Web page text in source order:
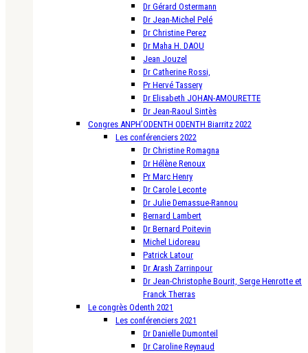
Dr Gérard Ostermann
Dr Jean-Michel Pelé
Dr Christine Perez
Dr Maha H. DAOU
Jean Jouzel
Dr Catherine Rossi,
Pr Hervé Tassery
Dr Elisabeth JOHAN-AMOURETTE
Dr Jean-Raoul Sintès
Congres ANPH’ODENTH ODENTH Biarritz 2022
Les conférenciers 2022
Dr Christine Romagna
Dr Hélène Renoux
Pr Marc Henry
Dr Carole Leconte
Dr Julie Demassue-Rannou
Bernard Lambert
Dr Bernard Poitevin
Michel Lidoreau
Patrick Latour
Dr Arash Zarrinpour
Dr Jean-Christophe Bourit, Serge Henrotte et
Franck Therras
Le congrès Odenth 2021
Les conférenciers 2021
Dr Danielle Dumonteil
Dr Caroline Reynaud